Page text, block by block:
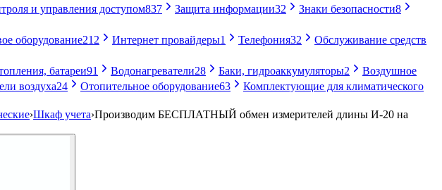
и управления доступом837 Защита информации32 Знаки безопасности8
оборудование212 Интернет провайдеры1 Телефония32
Обслуживание средств
батареи91 Водонагреватели28 Баки, гидроаккумуляторы2
Воздушное
воздуха24 Отопительное оборудование63
Комплектующие для климатического
›Шкаф учета›Производим БЕСПЛАТНЫЙ обмен измерителей длины И-20 на